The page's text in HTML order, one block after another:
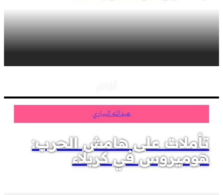
عبدالله البياري
تأملات على هامش الحرب:
هوميروس في كربلاء